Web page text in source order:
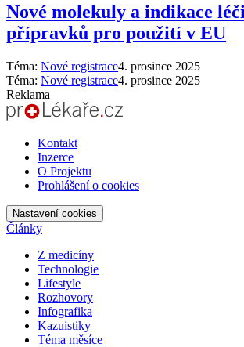
Nové molekuly a indikace
přípravků pro použití v EU
Téma: Nové registrace4. prosince 2025
Téma: Nové registrace4. prosince 2025
Reklama
Kontakt
Inzerce
O Projektu
Prohlášení o cookies
Nastavení cookies
Články
Z medicíny
Technologie
Lifestyle
Rozhovory
Infografika
Kazuistiky
Téma měsíce